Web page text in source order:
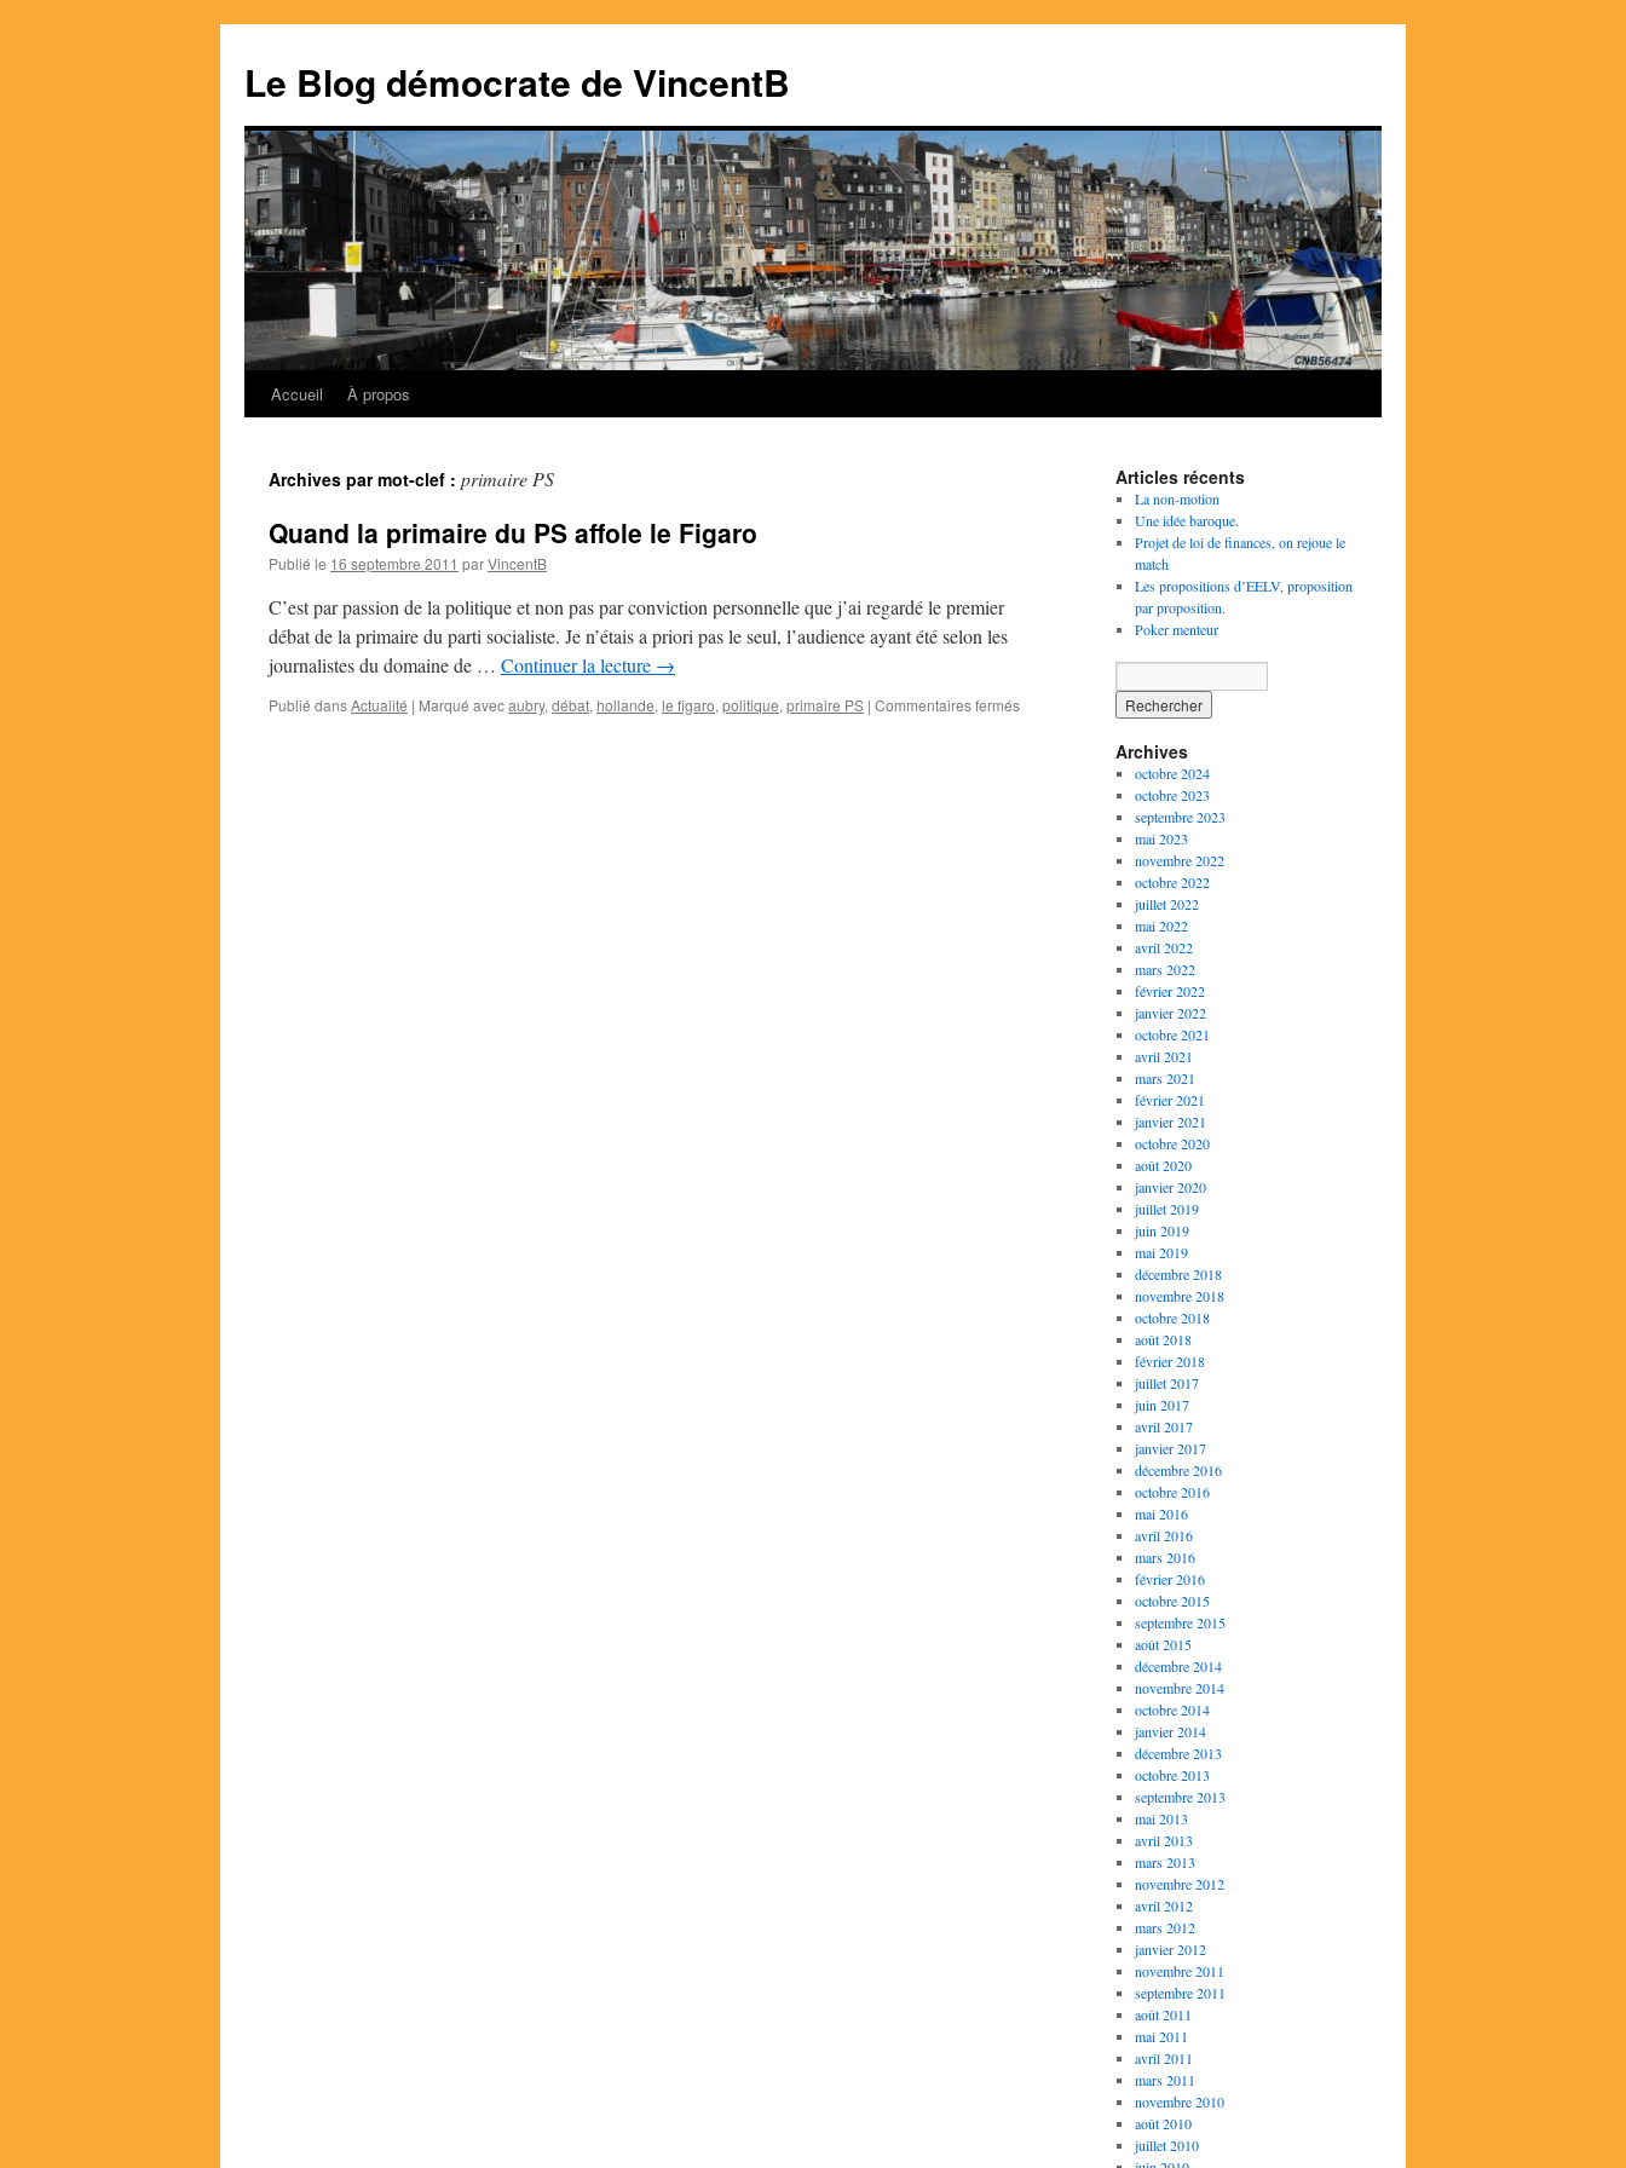
Le Blog démocrate de VincentB
Aller
contenu
Accueil À propos
Archives par mot-clef : primaire PS
Quand la primaire du PS affole le Figaro
Publié le 16 septembre 2011 parVincentB
C’est par passion de la politique et non pas par conviction personnelle que j’ai regardé le premier
débat de la primaire du parti socialiste. Je n’étais a priori pas le seul, l’audience ayant été selon les
journalistes du domaine de … Continuer la lecture →
Publié dansActualité | Marqué avecaubry, débat, hollande, le figaro, politique, primaire PS | Commentaires fermés
Articles récents
La non-motion
Une idée baroque.
Projet de loi de finances, on rejoue le
match
Les propositions d’EELV, proposition
par proposition.
Poker menteur
Archives
octobre 2024
octobre 2023
septembre 2023
mai 2023
novembre 2022
octobre 2022
juillet 2022
mai 2022
avril 2022
mars 2022
février 2022
janvier 2022
octobre 2021
avril 2021
mars 2021
février 2021
janvier 2021
octobre 2020
août 2020
janvier 2020
juillet 2019
juin 2019
mai 2019
décembre 2018
novembre 2018
octobre 2018
août 2018
février 2018
juillet 2017
juin 2017
avril 2017
janvier 2017
décembre 2016
octobre 2016
mai 2016
avril 2016
mars 2016
février 2016
octobre 2015
septembre 2015
août 2015
décembre 2014
novembre 2014
octobre 2014
janvier 2014
décembre 2013
octobre 2013
septembre 2013
mai 2013
avril 2013
mars 2013
novembre 2012
avril 2012
mars 2012
janvier 2012
novembre 2011
septembre 2011
août 2011
mai 2011
avril 2011
mars 2011
novembre 2010
août 2010
juillet 2010